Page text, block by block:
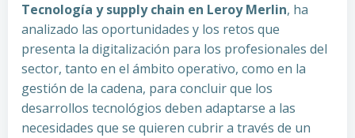
Tecnología y supply chain en Leroy Merlin, ha
analizado las oportunidades y los retos que
presenta la digitalización para los profesionales del
sector, tanto en el ámbito operativo, como en la
gestión de la cadena, para concluir que los
desarrollos tecnológios deben adaptarse a las
necesidades que se quieren cubrir a través de un